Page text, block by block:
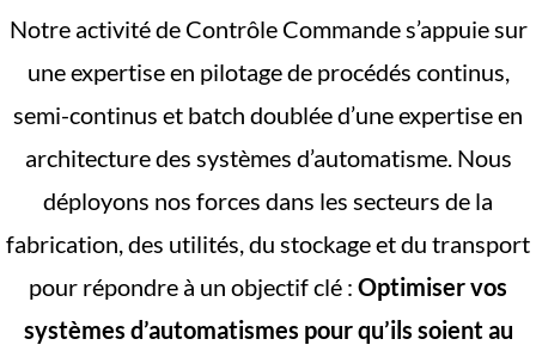
Notre activité de Contrôle Commande s’appuie sur
une expertise en pilotage de procédés continus,
semi-continus et batch doublée d’une expertise en
architecture des systèmes d’automatisme. Nous
déployons nos forces dans les secteurs de la
fabrication, des utilités, du stockage et du transport
pour répondre à un objectif clé : Optimiser vos
systèmes d’automatismes pour qu’ils soient au